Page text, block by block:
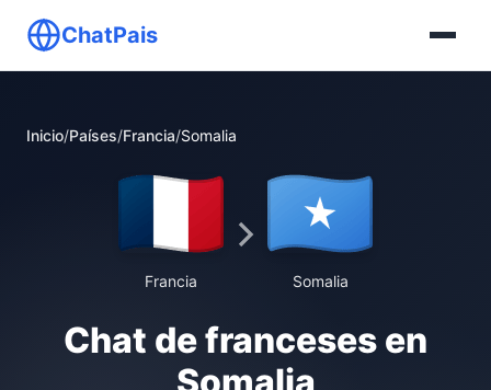
ChatPais
Inicio/Países/Francia/Somalia
Francia Somalia
Chat de franceses en